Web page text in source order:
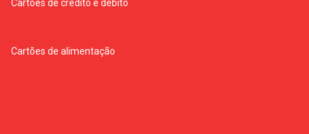
Cartões de crédito e débito
Cartões de alimentação